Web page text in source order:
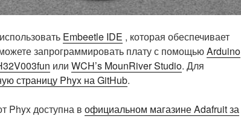
Embeetle IDE , которая обеспечивает
запрограммировать плату с помощьюArduino
или WCH’s MounRiver Studio. Для
страницу Phyx на GitHub.
Phyx доступна в официальном магазине Adafruit за